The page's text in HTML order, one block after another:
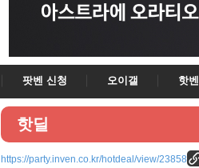
팟벤 신청 오이갤 핫벤
핫딜
https://party.inven.co.kr/hotdeal/view/23858